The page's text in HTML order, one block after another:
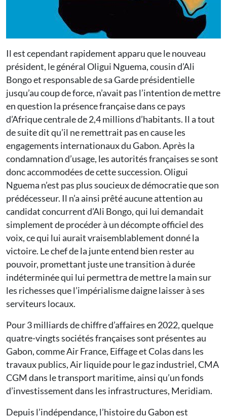
Il est cependant rapidement apparu que le nouveau
président, le général Oligui Nguema, cousin d’Ali
Bongo et responsable de sa Garde présidentielle
jusqu’au coup de force, n’avait pas l’intention de mettre
en question la présence française dans ce pays
d’Afrique centrale de 2,4 millions d’habitants. Il a tout
de suite dit qu’il ne remettrait pas en cause les
engagements internationaux du Gabon. Après la
condamnation d’usage, les autorités françaises se sont
donc accommodées de cette succession. Oligui
Nguema n’est pas plus soucieux de démocratie que son
prédécesseur. Il n’a ainsi prêté aucune attention au
candidat concurrent d’Ali Bongo, qui lui demandait
simplement de procéder à un décompte officiel des
voix, ce qui lui aurait vraisemblablement donné la
victoire. Le chef de la junte entend bien rester au
pouvoir, promettant juste une transition à durée
indéterminée qui lui permettra de mettre la main sur
les richesses que l’impérialisme daigne laisser à ses
serviteurs locaux.
Pour 3 milliards de chiffre d’affaires en 2022, quelque
quatre-vingts sociétés françaises sont présentes au
Gabon, comme Air France, Eiffage et Colas dans les
travaux publics, Air liquide pour le gaz industriel, CMA
CGM dans le transport maritime, ainsi qu’un fonds
d’investissement dans les infrastructures, Meridiam.
Depuis l’indépendance, l’histoire du Gabon est